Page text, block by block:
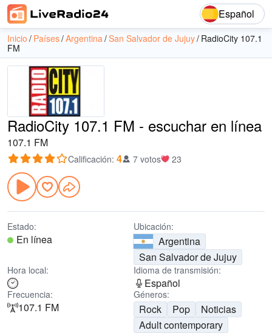
Español
Inicio Países Argentina San Salvador de Jujuy RadioCity 107.1
FM
RadioCity 107.1 FM - escuchar en línea
107.1 FM
Calificación: 4 7 votos 23
Estado:
En línea
Ubicación:
Argentina
San Salvador de Jujuy
Hora local: Idioma de transmisión:
Español
Frecuencia:
107.1 FM
Géneros:
Rock Pop
Noticias
Adult contemporary